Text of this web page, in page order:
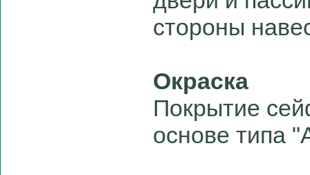
стороны
Окраска
Покрытие
основе типа